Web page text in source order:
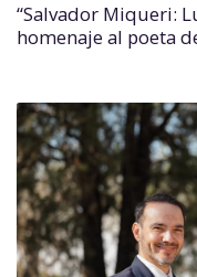
“Salvador Miqueri:
homenaje al poeta